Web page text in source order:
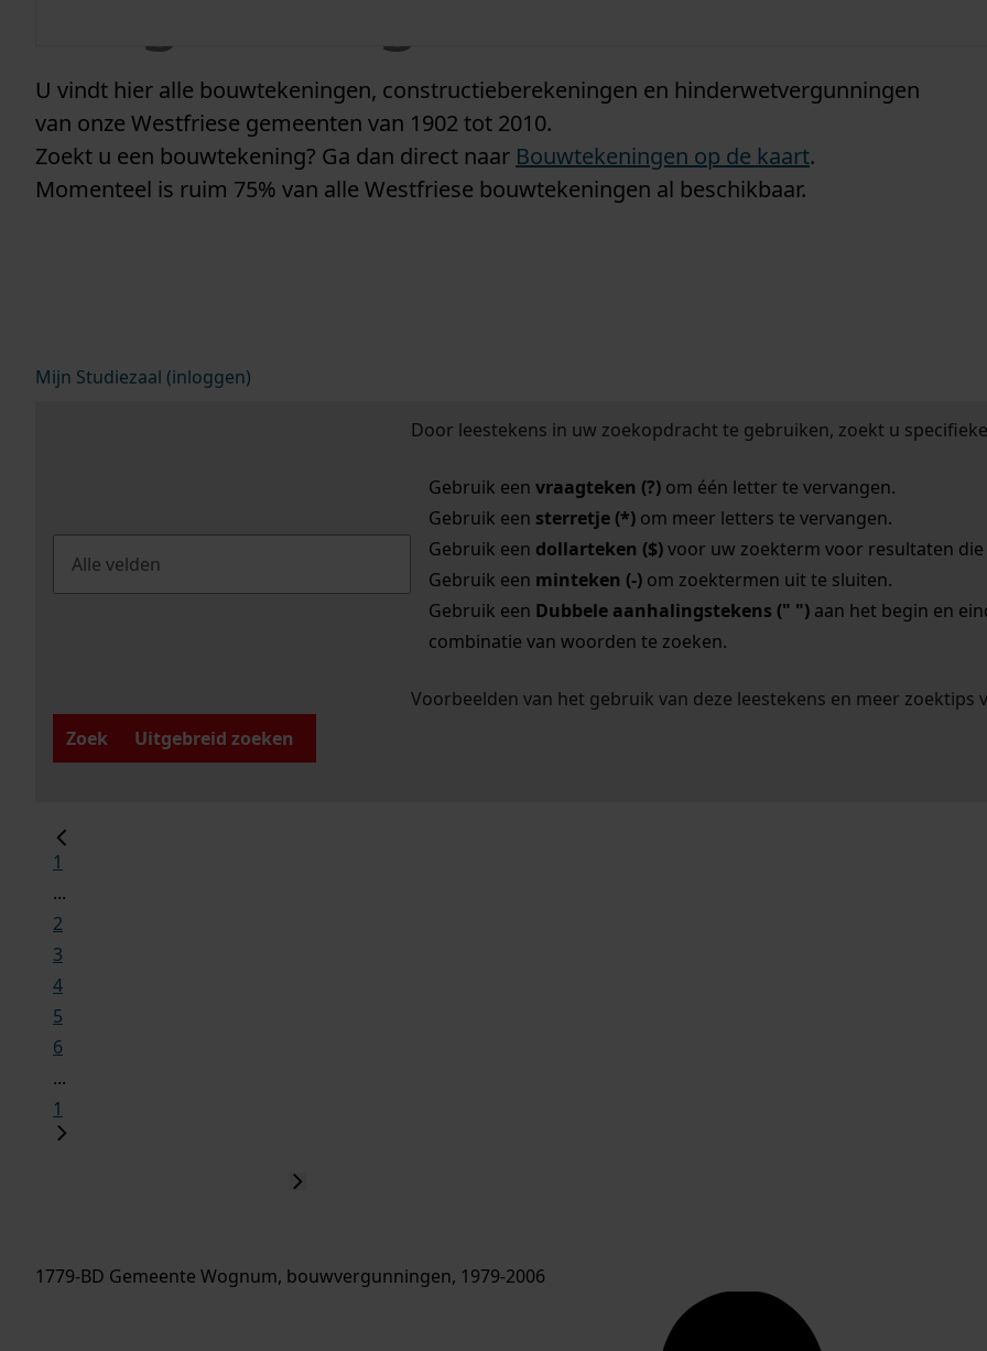
U vindt hier alle bouwtekeningen, constructieberekeningen en hinderwetvergunningen
van onze Westfriese gemeenten van 1902 tot 2010.
Zoekt u een bouwtekening? Ga dan direct naar Bouwtekeningen op de kaart.
Momenteel is ruim 75% van alle Westfriese bouwtekeningen al beschikbaar.
Mijn Studiezaal (inloggen)
Door leestekens in uw zoekopdracht te gebruiken, zoekt u
Gebruik een vraagteken (?)om één letter te vervangen.
Gebruik een sterretje (*)om meer letters te vervangen.
Gebruik een dollarteken ($)voor uw zoekterm voor resultaten die
Gebruik een minteken (-)om zoektermen uit te sluiten.
Gebruik een Dubbele aanhalingstekens (" ")aan het begin en
combinatie van woorden te zoeken.
Voorbeelden van het gebruik van deze leestekens en meer zoektips
Zoek
Uitgebreid zoeken
1
...
2
3
4
5
6
...
1
1779-BD Gemeente Wognum, bouwvergunningen, 1979-2006